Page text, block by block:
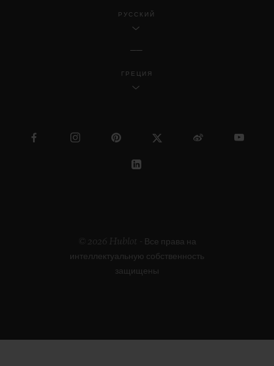
РУССКИЙ
ГРЕЦИЯ
© 2026 Hublot - Все права на
интеллектуальную собственность
защищены